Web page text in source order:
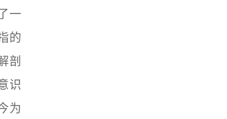
一
的
剖
识
为